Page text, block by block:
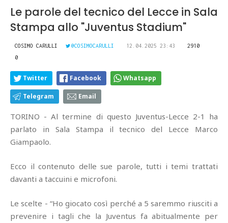
Le parole del tecnico del Lecce in Sala
Stampa allo "Juventus Stadium"
COSIMO CARULLI @COSIMOCARULLI 12.04.2025 23:43
2910
0
Twitter Facebook Whatsapp
Telegram Email
TORINO - Al termine di questo Juventus-Lecce 2-1 ha
parlato in Sala Stampa il tecnico del Lecce Marco
Giampaolo.
Ecco il contenuto delle sue parole, tutti i temi trattati
davanti a taccuini e microfoni.
Le scelte - “Ho giocato così perché a 5 saremmo riusciti a
prevenire i tagli che la Juventus fa abitualmente per